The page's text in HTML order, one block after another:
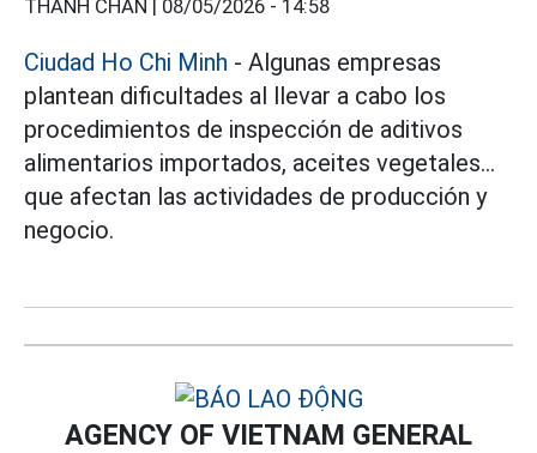
THANH CHÂN | 08/05/2026 - 14:58
Ciudad Ho Chi Minh - Algunas empresas
plantean dificultades al llevar a cabo los
procedimientos de inspección de aditivos
alimentarios importados, aceites vegetales...
que afectan las actividades de producción y
negocio.
AGENCY OF VIETNAM GENERAL